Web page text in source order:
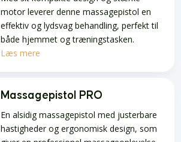
motor leverer denne massagepistol en
effektiv og lydsvag behandling, perfekt til
både hjemmet og træningstasken.
Læs mere
Massagepistol PRO
En alsidig massagepistol med justerbare
hastigheder og ergonomisk design, som